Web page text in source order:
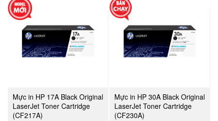
Mực in HP 17A Black Original
LaserJet Toner Cartridge
(CF217A)
Mực in HP 30A Black Original
LaserJet Toner Cartridge
(CF230A)